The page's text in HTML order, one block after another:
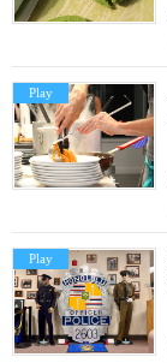
Play
Play